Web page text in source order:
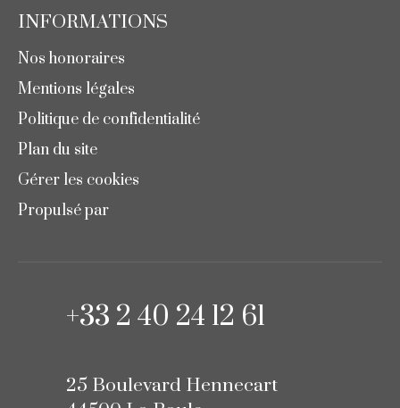
INFORMATIONS
Nos honoraires
Mentions légales
Politique de confidentialité
Plan du site
Gérer les cookies
Propulsé par
+33 2 40 24 12 61
25 Boulevard Hennecart